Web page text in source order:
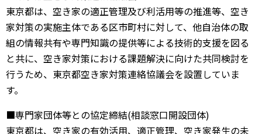
東京都は、空き家の適正管理及び利活用等の推進等、空き
家対策の実施主体である区市町村に対して、他自治体の取
組の情報共有や専門知識の提供等による技術的支援を図る
と共に、空き家対策における課題解決に向けた共同検討を
行うため、東京都空き家対策連絡協議会を設置していま
す。
■専門家団体等との協定締結(相談窓口開設団体)
東京都は、空き家の有効活用、適正管理、空き家発生の未